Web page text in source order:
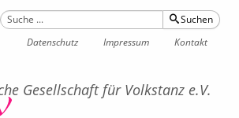
Suchen
Datenschutz
Impressum Kontakt
Gesellschaft für Volkstanz e.V.